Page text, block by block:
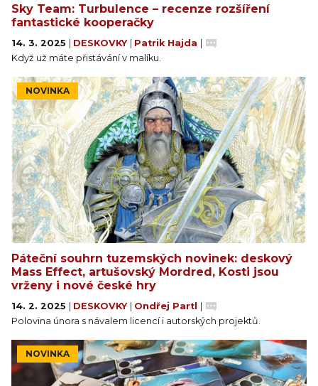
Sky Team: Turbulence – recenze rozšíření
fantastické kooperačky
14. 3. 2025 DESKOVKY Patrik Hajda
Když už máte přistávání v malíku.
NOVINKA
Páteční souhrn tuzemských novinek: deskový
Mass Effect, artušovský Mordred, Kosti jsou
vrženy i nové české hry
14. 2. 2025 DESKOVKY Ondřej Partl
Polovina února s návalem licencí i autorských projektů.
NOVINKA